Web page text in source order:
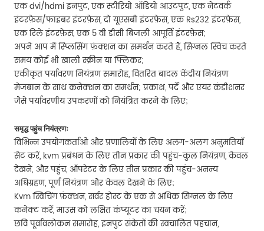
एक dvi/hdmi इनपुट, एक स्टीरियो ऑडियो आउटपुट, एक नेटवर्क
इंटरफ़ेस/फाइबर इंटरफ़ेस, दो यूएसबी इंटरफ़ेस, एक Rs232 इंटरफ़ेस,
एक रिले इंटरफ़ेस, एक 5 वी डीसी बिजली आपूर्ति इंटरफ़ेस;
अपने आप में स्प्लिसिंग फ़ंक्शन का समर्थन करते हैं, सिग्नल स्विच करते
समय कोई भी खाली स्क्रीन या फ्लिकर;
एकीकृत पर्यावरण नियंत्रण समारोह, वितरित बादल केंद्रीय नियंत्रण
मेजबान के साथ कनेक्शन का समर्थन; प्रकाश, पर्दे और एयर कंडीशनर
जैसे पर्यावरणीय उपकरणों को नियंत्रित करने के लिए;
समृद्ध पहुंच नियंत्रणः
विभिन्न उपयोगकर्ताओं और प्रणालियों के लिए अलग-अलग अनुमतियाँ
सेट करें, kvm प्रबंधन के लिए तीन प्रकार की पहुंच-कुल नियंत्रण, केवल
देखने, और पहुंच, ऑपरेटर के लिए तीन प्रकार की पहुंच-अनन्य
अधिग्रहण, पूर्ण नियंत्रण और केवल देखने के लिए;
Kvm स्विचिंग फ़ंक्शन, सर्वर होस्ट के एक से अधिक सिग्नल के लिए
कनेक्ट करें, माउस को लक्षित कंप्यूटर का चयन करें;
छवि पूर्वावलोकन समारोह, इनपुट संकेतों की स्वचालित पहचान,